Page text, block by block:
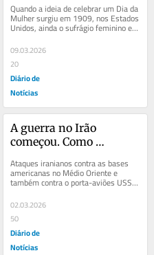
Quando a ideia de celebrar um Dia da
Mulher surgiu em 1909, nos Estados
Unidos, ainda o sufrágio feminino era
excecional, com poucos países a...
09.03.2026
20
Diário de
Notícias
A guerra no Irão
começou. Como
Ataques iranianos contra as bases
americanas no Médio Oriente e
também contra o porta-aviões USS
Abraham Lincoln, que navega no
oceano Índico, nas...
02.03.2026
50
Diário de
Notícias